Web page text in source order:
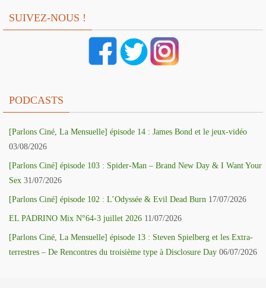
SUIVEZ-NOUS !
PODCASTS
[Parlons Ciné, La Mensuelle] épisode 14 : James Bond et le jeux-vidéo
03/08/2026
[Parlons Ciné] épisode 103 : Spider-Man – Brand New Day & I Want Your
Sex 31/07/2026
[Parlons Ciné] épisode 102 : L’Odyssée & Evil Dead Burn 17/07/2026
EL PADRINO Mix N°64-3 juillet 2026 11/07/2026
[Parlons Ciné, La Mensuelle] épisode 13 : Steven Spielberg et les Extra-
terrestres – De Rencontres du troisième type à Disclosure Day 06/07/2026